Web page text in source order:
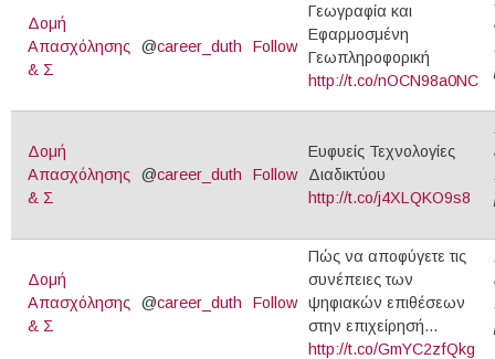
Δομή
Απασχόλησης
& Σ
@career_duth Follow
Γεωγραφία και
Εφαρμοσμένη
Γεωπληροφορική
http://t.co/nOCN98a0NC
Δομή
Απασχόλησης
& Σ
@career_duth Follow
Ευφυείς Τεχνολογίες
Διαδικτύου
http://t.co/j4XLQKO9s8
Δομή
Απασχόλησης
& Σ
@career_duth Follow
Πώς να αποφύγετε τις
συνέπειες των
ψηφιακών επιθέσεων
στην επιχείρησή...
http://t.co/GmYC2zfQkg